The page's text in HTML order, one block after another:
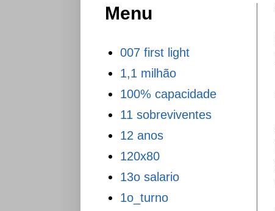
Menu
007 first light
1,1 milhão
100% capacidade
11 sobreviventes
12 anos
120x80
13o salario
1o_turno